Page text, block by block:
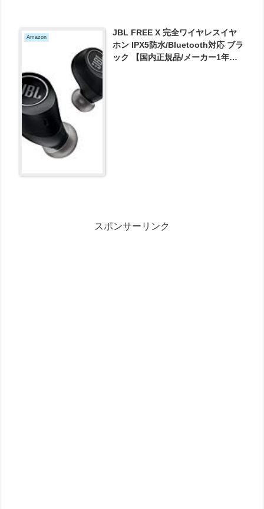
Amazon
JBL FREE X 完全ワイヤレスイヤ
ホン IPX5防水/Bluetooth対応 ブラ
ック 【国内正規品/メーカー1年保
スポンサーリンク